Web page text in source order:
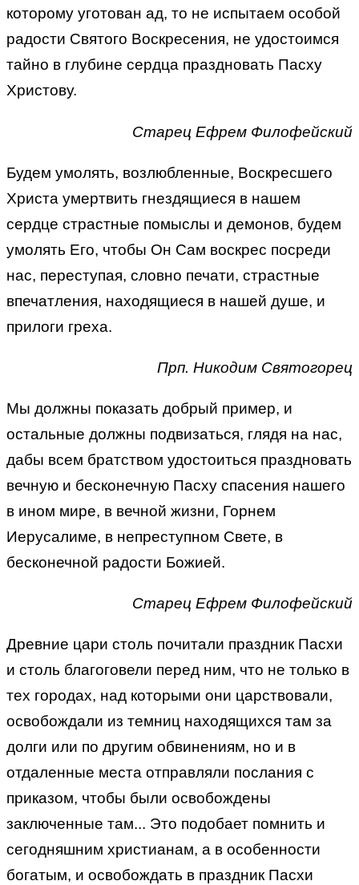
которому уготован ад, то не испытаем особой
радости Святого Воскресения, не удостоимся
тайно в глубине сердца праздновать Пасху
Христову.
Старец Ефрем Филофейский
Будем умолять, возлюбленные, Воскресшего
Христа умертвить гнездящиеся в нашем
сердце страстные помыслы и демонов, будем
умолять Его, чтобы Он Сам воскрес посреди
нас, переступая, словно печати, страстные
впечатления, находящиеся в нашей душе, и
прилоги греха.
Прп. Никодим Святогорец
Мы должны показать добрый пример, и
остальные должны подвизаться, глядя на нас,
дабы всем братством удостоиться праздновать
вечную и бесконечную Пасху спасения нашего
в ином мире, в вечной жизни, Горнем
Иерусалиме, в непреступном Свете, в
бесконечной радости Божией.
Старец Ефрем Филофейский
Древние цари столь почитали праздник Пасхи
и столь благоговели перед ним, что не только в
тех городах, над которыми они царствовали,
освобождали из темниц находящихся там за
долги или по другим обвинениям, но и в
отдаленные места отправляли послания с
приказом, чтобы были освобождены
заключенные там... Это подобает помнить и
сегодняшним христианам, а в особенности
богатым, и освобождать в праздник Пасхи